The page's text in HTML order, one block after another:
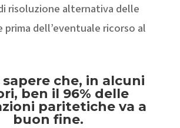
risoluzione alternativa delle
dell’eventuale ricorso al
sapere che, in alcuni
ben il 96% delle
paritetiche va a
buon fine.